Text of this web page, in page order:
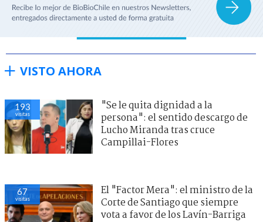
VISTO AHORA
193
visitas
"Se le quita dignidad a la
persona": el sentido descargo de
Lucho Miranda tras cruce
Campillai-Flores
67
visitas
El "Factor Mera": el ministro de la
Corte de Santiago que siempre
vota a favor de los Lavín-Barriga